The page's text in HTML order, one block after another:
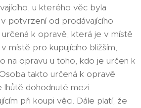
u kterého věc byla
potvrzení od prodávajícího
určená k opravě, která je v místě
místě pro kupujícího bližším,
na opravu u toho, kdo je určen k
takto určená k opravě
dohodnuté mezi
při koupi věci. Dále platí, že